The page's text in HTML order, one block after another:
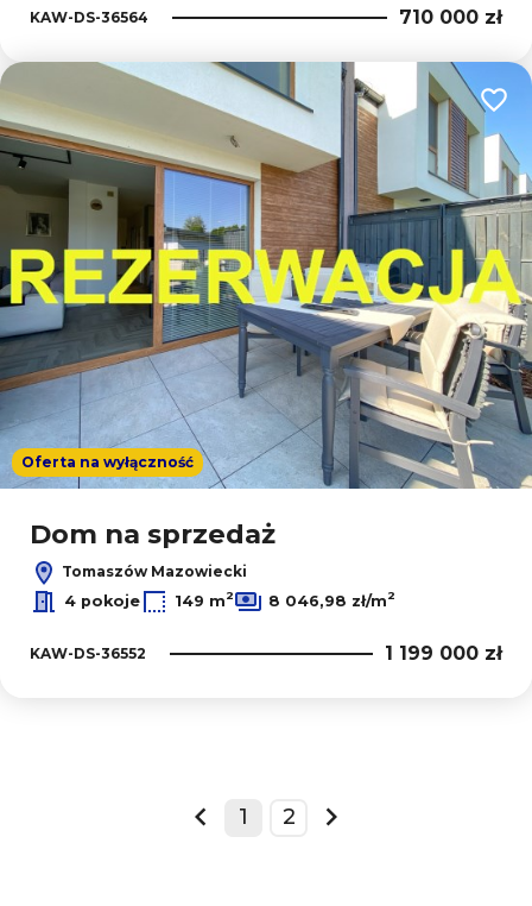
KAW-DS-36564 710 000 zł
Oferta na wyłączność
Dom na sprzedaż
Tomaszów Mazowiecki
4 pokoje
149 m2 8 046,98 zł/m2
KAW-DS-36552 1 199 000 zł
prev
1 2
next